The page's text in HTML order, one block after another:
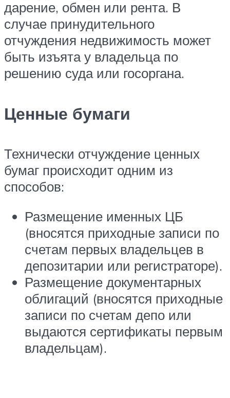
дарение, обмен или рента. В
случае принудительного
отчуждения недвижимость может
быть изъята у владельца по
решению суда или госоргана.
Ценные бумаги
Технически отчуждение ценных
бумаг происходит одним из
способов:
Размещение именных ЦБ
(вносятся приходные записи по
счетам первых владельцев в
депозитарии или регистраторе).
Размещение документарных
облигаций (вносятся приходные
записи по счетам депо или
выдаются сертификаты первым
владельцам).